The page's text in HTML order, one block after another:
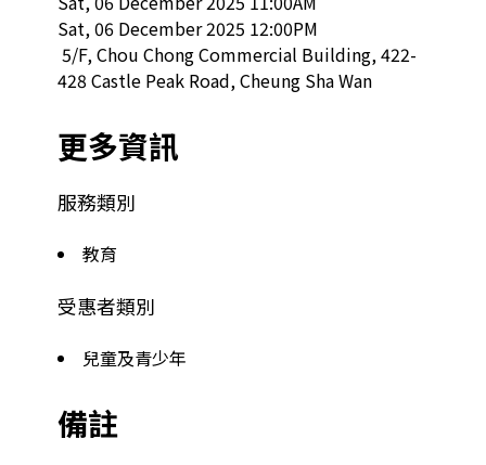
Sat, 06 December 2025 12:00PM
428 Castle Peak Road, Cheung Sha Wan
更多資訊
服務類別
教育
受惠者類別
兒童及青少年
備註